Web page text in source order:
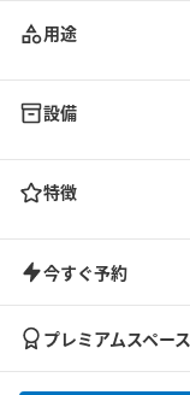
用途
設備
特徴
今すぐ予約
プレミアムスペース